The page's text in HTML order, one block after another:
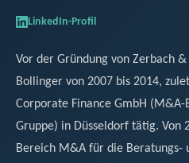
LinkedIn-Profil
Vor der Gründung von Zerbach
Bollinger von 2007 bis 2014,
Corporate Finance GmbH (M&A-
Gruppe) in Düsseldorf tätig. Von
Bereich M&A für die Beratungs-